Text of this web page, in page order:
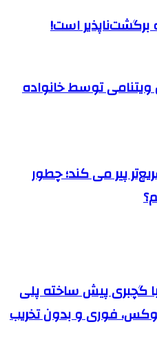
برگشت‌ناپذیر است!
توسط خانواده
پیر می کند؛ چطور
گچبری پیش ساخته پلی
فوری و بدون تخریب